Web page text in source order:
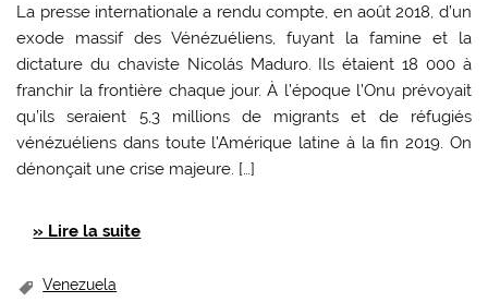
La presse internationale a rendu compte, en août 2018, d’un
exode massif des Vénézuéliens, fuyant la famine et la
dictature du chaviste Nicolás Maduro. Ils étaient 18 000 à
franchir la frontière chaque jour. À l’époque l’Onu prévoyait
qu’ils seraient 5,3 millions de migrants et de réfugiés
vénézuéliens dans toute l’Amérique latine à la fin 2019. On
dénonçait une crise majeure. […]
» Lire la suite
Venezuela